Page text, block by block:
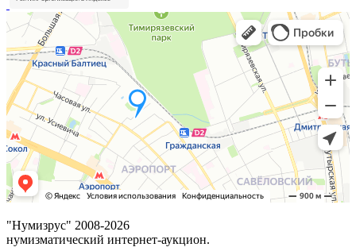
"Нумизрус" 2008-2026
нумизматический интернет-аукцион.